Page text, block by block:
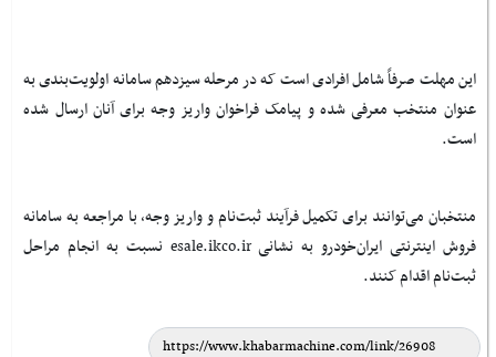
این مهلت صرفاً شامل افرادی است که در مرحله سیزدهم سامانه اولویت‌بندی به
عنوان منتخب معرفی شده و پیامک فراخوان واریز وجه برای آنان ارسال شده
است.
منتخبان می‌توانند برای تکمیل فرآیند ثبت‌نام و واریز وجه، با مراجعه به سامانه
فروش اینترنتی ایران‌خودرو به نشانی esale.ikco.ir نسبت به انجام مراحل
ثبت‌نام اقدام کنند.